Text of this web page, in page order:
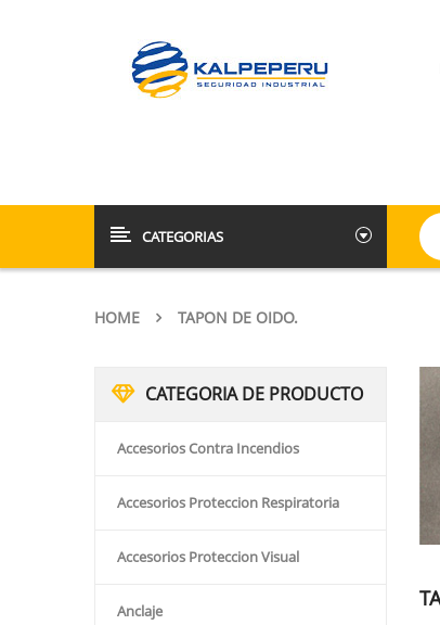
CATEGORIAS
HOME TAPON DE OIDO.
CATEGORIA DE PRODUCTO
Accesorios Contra Incendios
Accesorios Proteccion Respiratoria
Accesorios Proteccion Visual
Anclaje